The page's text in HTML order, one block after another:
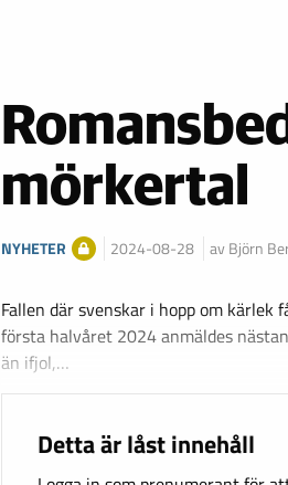
mörkertal
NYHETER 2024-08-28 av Björn
Fallen där svenskar i hopp om
första halvåret 2024 anmäldes
än ifjol,…
Detta är låst innehåll